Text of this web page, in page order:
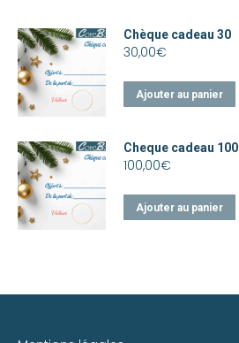
Chèque cadeau 30
30,00€
Ajouter au panier
Cheque cadeau 100
100,00€
Ajouter au panier